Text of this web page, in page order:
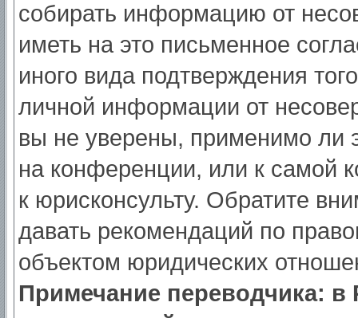
собирать информацию от
иметь на это письменное
иного вида подтверждения
личной информации от
вы не уверены, применимо ли
на конференции, или к самой
к юрисконсульту. Обратите
давать рекомендаций по
объектом юридических
Примечание переводчика: в